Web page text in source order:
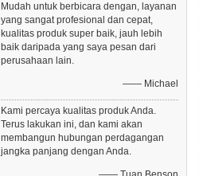
Mudah untuk berbicara dengan, layanan
yang sangat profesional dan cepat,
kualitas produk super baik, jauh lebih
baik daripada yang saya pesan dari
perusahaan lain.
—— Michael
Kami percaya kualitas produk Anda.
Terus lakukan ini, dan kami akan
membangun hubungan perdagangan
jangka panjang dengan Anda.